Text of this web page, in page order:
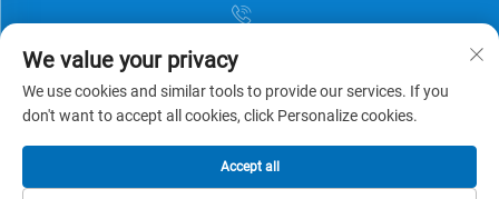
[email protected]
Derechos de autor © Zhejiang Universal Trading Co.,Ltd. Reservados
Política de privacidad
We value your privacy
We use cookies and similar tools to provide our services. If you
don't want to accept all cookies, click Personalize cookies.
Accept all